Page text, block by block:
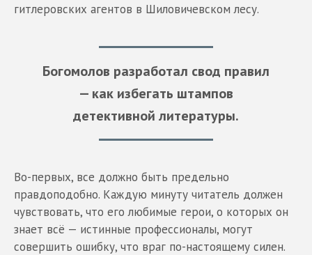
гитлеровских агентов в Шиловичевском лесу.
Богомолов разработал свод правил
— как избегать штампов
детективной литературы.
Во-первых, все должно быть предельно
правдоподобно. Каждую минуту читатель должен
чувствовать, что его любимые герои, о которых он
знает всё — истинные профессионалы, могут
совершить ошибку, что враг по-настоящему силен.